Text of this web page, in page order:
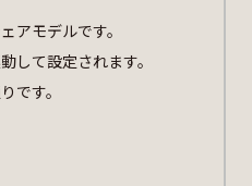
アモデルです。
して設定されます。
です。